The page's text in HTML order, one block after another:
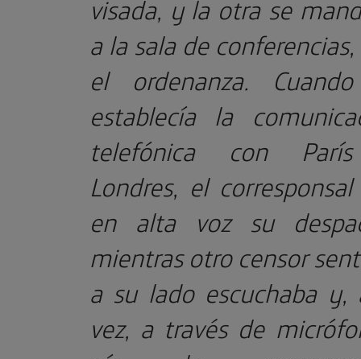
visada, y la otra se
a la sala de
el ordenanza.
establecía la
telefónica con
Londres, el
en alta voz su
mientras otro censor
a su lado escuchaba y,
vez, a través de